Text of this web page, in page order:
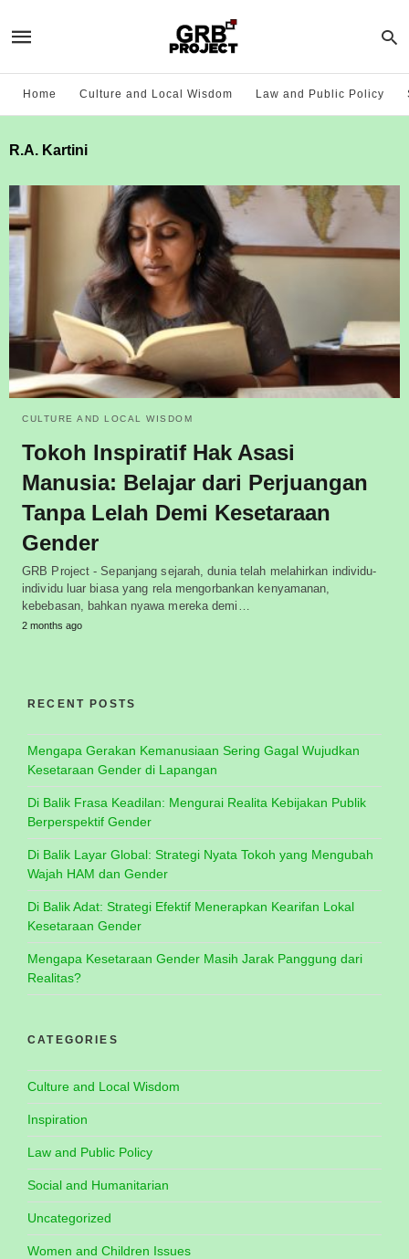
Home Culture and Local Wisdom Law and Public Policy
R.A. Kartini
CULTURE AND LOCAL WISDOM
Tokoh Inspiratif Hak Asasi
Manusia: Belajar dari Perjuangan
Tanpa Lelah Demi Kesetaraan
Gender
GRB Project - Sepanjang sejarah, dunia telah melahirkan individu-
individu luar biasa yang rela mengorbankan kenyamanan,
kebebasan, bahkan nyawa mereka demi…
2 months ago
RECENT POSTS
Mengapa Gerakan Kemanusiaan Sering Gagal Wujudkan
Kesetaraan Gender di Lapangan
Di Balik Frasa Keadilan: Mengurai Realita Kebijakan Publik
Berperspektif Gender
Di Balik Layar Global: Strategi Nyata Tokoh yang Mengubah
Wajah HAM dan Gender
Di Balik Adat: Strategi Efektif Menerapkan Kearifan Lokal
Kesetaraan Gender
Mengapa Kesetaraan Gender Masih Jarak Panggung dari
Realitas?
CATEGORIES
Culture and Local Wisdom
Inspiration
Law and Public Policy
Social and Humanitarian
Uncategorized
Women and Children Issues